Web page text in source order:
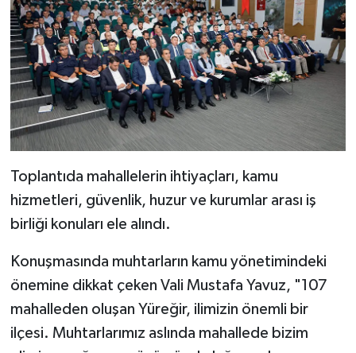
Toplantıda mahallelerin ihtiyaçları, kamu
hizmetleri, güvenlik, huzur ve kurumlar arası iş
birliği konuları ele alındı.
Konuşmasında muhtarların kamu yönetimindeki
önemine dikkat çeken Vali Mustafa Yavuz, "107
mahalleden oluşan Yüreğir, ilimizin önemli bir
ilçesi. Muhtarlarımız aslında mahallede bizim